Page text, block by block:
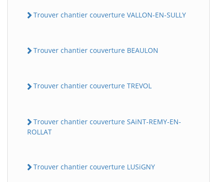
Trouver chantier couverture VALLON-EN-SULLY
Trouver chantier couverture BEAULON
Trouver chantier couverture TREVOL
Trouver chantier couverture SAiNT-REMY-EN-
ROLLAT
Trouver chantier couverture LUSiGNY